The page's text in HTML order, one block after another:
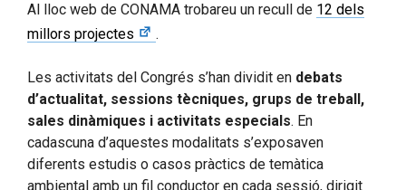
Al lloc web de CONAMA trobareu un recull de 12 dels
millors projectes
.
Les activitats del Congrés s’han dividit en debats
d’actualitat, sessions tècniques, grups de treball,
sales dinàmiques i activitats especials. En
cadascuna d’aquestes modalitats s’exposaven
diferents estudis o casos pràctics de temàtica
ambiental amb un fil conductor en cada sessió, dirigit